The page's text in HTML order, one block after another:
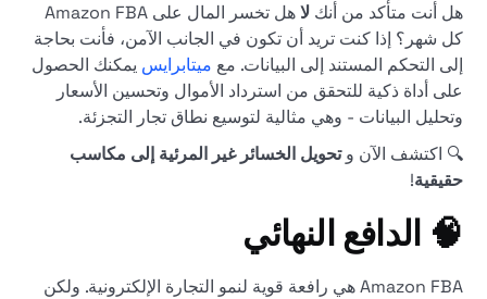
هل أنت متأكد من أنكلا
هل تخسر المال على Amazon FBA
كل شهر؟ إذا كنت تريد أن تكون في الجانب الآمن، فأنت بحاجة
إلى التحكم المستند إلى البيانات. مع ميتابرايس يمكنك الحصول
على أداة ذكية للتحقق من استرداد الأموال وتحسين الأسعار
وتحليل البيانات - وهي مثالية لتوسيع نطاق تجار التجزئة.
🔍 اكتشف الآن وتحويل الخسائر غير المرئية إلى مكاسب
حقيقية!
🧠 الدافع النهائي
Amazon FBA هي رافعة قوية لنمو التجارة الإلكترونية. ولكن